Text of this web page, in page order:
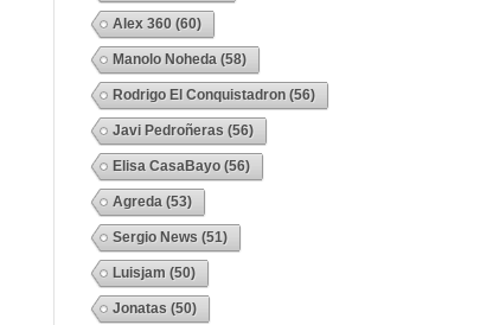
Alex 360 (60)
Manolo Noheda (58)
Rodrigo El Conquistadron (56)
Javi Pedroñeras (56)
Elisa CasaBayo (56)
Agreda (53)
Sergio News (51)
Luisjam (50)
Jonatas (50)